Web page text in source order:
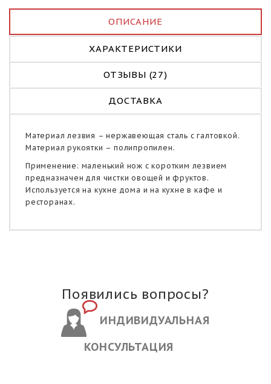
ОПИСАНИЕ
ХАРАКТЕРИСТИКИ
ОТЗЫВЫ (27)
ДОСТАВКА
Материал лезвия – нержавеющая сталь с галтовкой.
Материал рукоятки – полипропилен.
Применение: маленький нож с коротким лезвием
предназначен для чистки овощей и фруктов.
Используется на кухне дома и на кухне в кафе и
ресторанах.
Появились вопросы?
ИНДИВИДУАЛЬНАЯ
КОНСУЛЬТАЦИЯ